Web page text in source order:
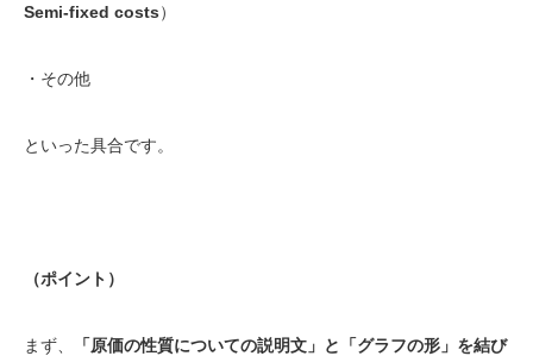
Semi-fixed costs）
・その他
といった具合です。
（ポイント）
まず、
「原価の性質についての説明文」と「グラフの形」を結び